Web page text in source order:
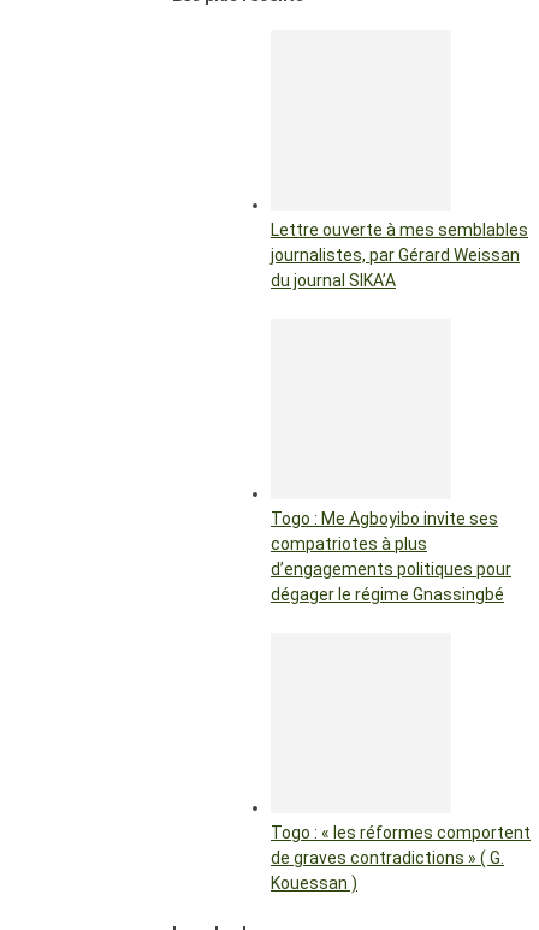
Lettre ouverte à mes semblables
journalistes, par Gérard Weissan
du journal SIKA’A
Togo : Me Agboyibo invite ses
compatriotes à plus
d’engagements politiques pour
dégager le régime Gnassingbé
Togo : « les réformes comportent
de graves contradictions » ( G.
Kouessan )